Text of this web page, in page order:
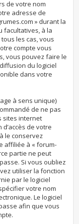
de votre nom
adresse de
» durant la
facultatives, à la
les cas, vous
compte vous
vous pouvez faire le
du logiciel
dans votre
à sens unique)
de ne pas
sites internet
de votre
le conservez
affiliée à « forum-
partie ne peut
Si vous oubliez
utiliser la fonction
par le logiciel
votre nom
Le logiciel
afin que vous